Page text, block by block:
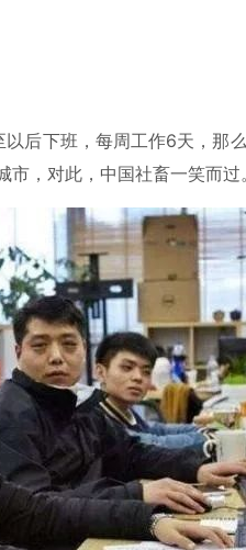
后下班，每周工作6天，那
，对此，中国社畜一笑而过。